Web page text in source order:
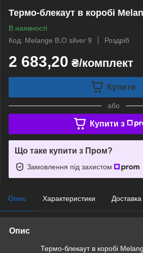
Термо-блекаут в коробі
В наявності
Код: Melange B,O silver 9
Роздріб
2 683,20 ₴/комплект
Купити
або
Купити з
Що таке купити з Пром?
Замовлення під захистом
Опис Характеристики Доставка
Опис
Термо-блекаут в коробі